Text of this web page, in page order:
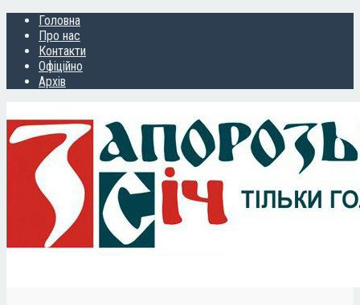
Головна
Про нас
Контакти
Офіційно
Архів